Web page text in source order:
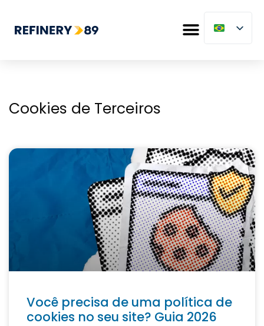
Cookies de Terceiros
Você precisa de uma política de
cookies no seu site? Guia 2026